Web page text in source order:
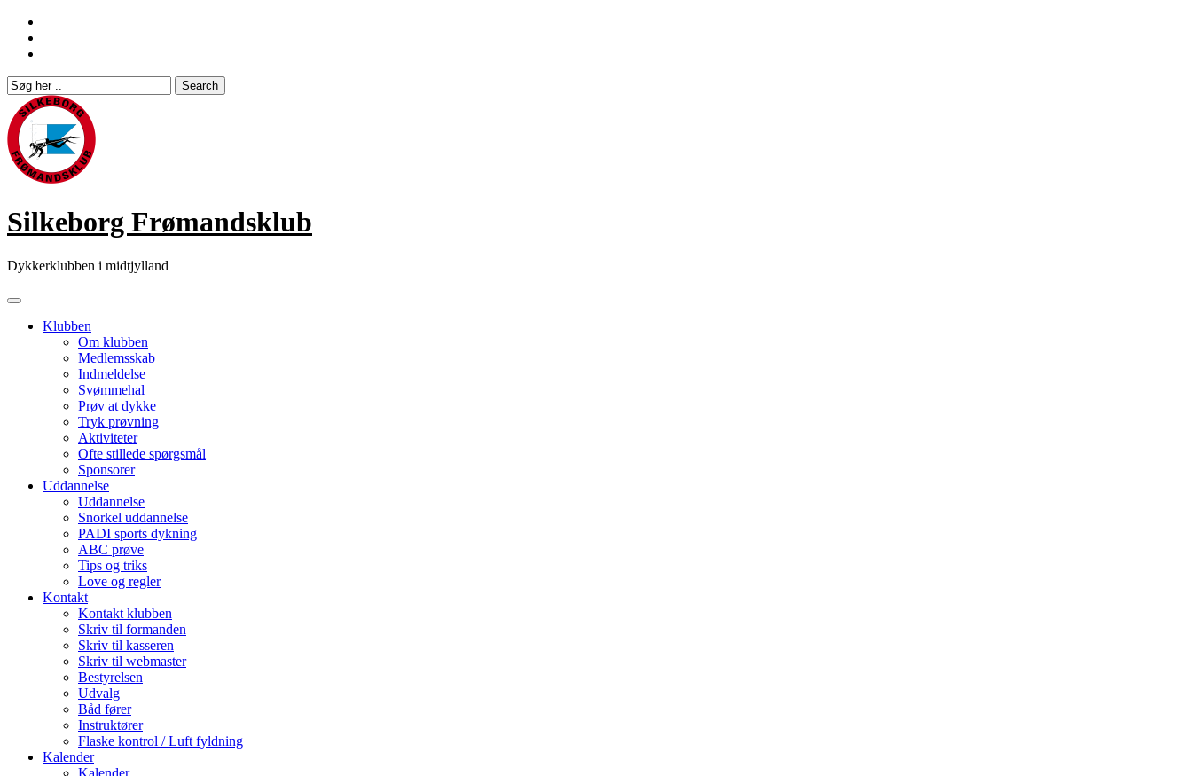
Skip
content
Silkeborg Frømandsklub
Dykkerklubben i midtjylland
Klubben
Om klubben
Medlemsskab
Indmeldelse
Svømmehal
Prøv at dykke
Tryk prøvning
Aktiviteter
Ofte stillede spørgsmål
Sponsorer
Uddannelse
Uddannelse
Snorkel uddannelse
PADI sports dykning
ABC prøve
Tips og triks
Love og regler
Kontakt
Kontakt klubben
Skriv til formanden
Skriv til kasseren
Skriv til webmaster
Bestyrelsen
Udvalg
Båd fører
Instruktører
Flaske kontrol / Luft fyldning
Kalender
Kalender